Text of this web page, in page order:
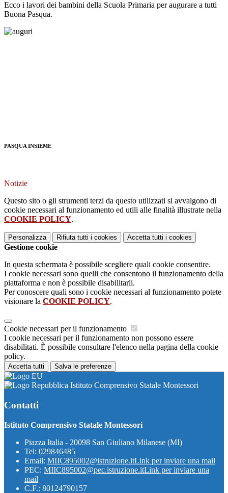
Ecco i lavori dei bambini della Scuola Primaria per augurare a tutti
Buona Pasqua.
PASQUA INSIEME
Notizie
Questo sito o gli strumenti terzi da questo utilizzati si avvalgono di
cookie necessari al funzionamento ed utili alle finalità illustrate nella
COOKIE POLICY.
Personalizza Rifiuta tutti i cookies Accetta tutti i cookies
Gestione cookie
In questa schermata è possibile scegliere quali cookie consentire.
I cookie necessari sono quelli che consentono il funzionamento della
piattaforma e non è possibile disabilitarli.
Per conoscere quali sono i cookie necessari al funzionamento potete
visionare la COOKIE POLICY.
Cookie necessari per il funzionamento
I cookie necessari per il funzionamento non possono essere
disabilitati. È possibile consultare l'elenco nella pagina della cookie
policy.
Accetta tutti Salva le preferenze
Istituto Comprensivo Statale Montessori
Contatti
Istituto Comprensivo Statale Montessori
Piazza Italia - 20098 San Giuliano Milanese (MI)
Tel: 029846485
Email: MIIC895002@istruzione.itLink per inviare una mail
PEC: MIIC895002@pec.istruzione.itLink per inviare una
mail
C.F.: 80124790157